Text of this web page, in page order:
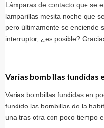
Lámparas de contacto que se
lamparillas mesita noche que
pero últimamente se enciende
interruptor, ¿es posible?
Varias bombillas fundidas
Varias bombillas fundidas en
fundido las bombillas de la
una tras otra con poco tiempo